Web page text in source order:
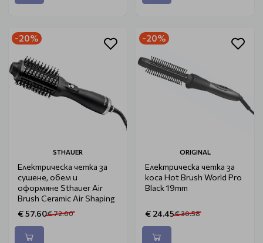
-20%
STHAUER
Електрическа четка за
сушене, обем и
оформяне Sthauer Air
Brush Ceramic Air Shaping
€ 57.60€ 72.00
-20%
ORIGINAL
Електрическа четка за
коса Hot Brush World Pro
Black 19mm
€ 24.45€ 30.58